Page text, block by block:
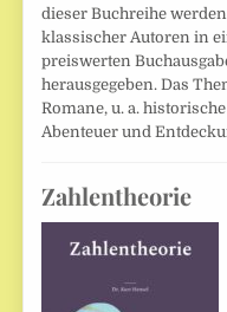
dieser Buchreihe
klassischer Autoren in
preiswerten
herausgegeben. Das
Romane, u. a.
Abenteuer und
Zahlentheorie